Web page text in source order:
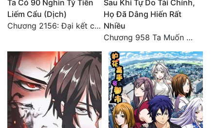
Ta Có 90 Nghìn Tỷ Tiền
Liếm Cẩu (Dịch)
Chương 2156: Đại kết cục!!!
Sau Khi Tự Do Tài Chính,
Họ Đã Dâng Hiến Rất
Nhiều
Chương 958 Ta Muốn Cùng Các Cô Vĩnh Viễn Ở Bên Nhau (2) Hết